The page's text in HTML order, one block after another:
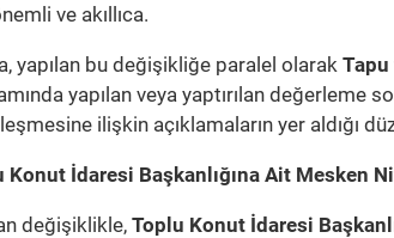
ve akıllıca.
yapılan bu değişikliğe paralel olarak
yapılan veya yaptırılan değerleme
ilişkin açıklamaların yer aldığı
Konut İdaresi Başkanlığına Ait Mesken
değişiklikle, Toplu Konut İdaresi